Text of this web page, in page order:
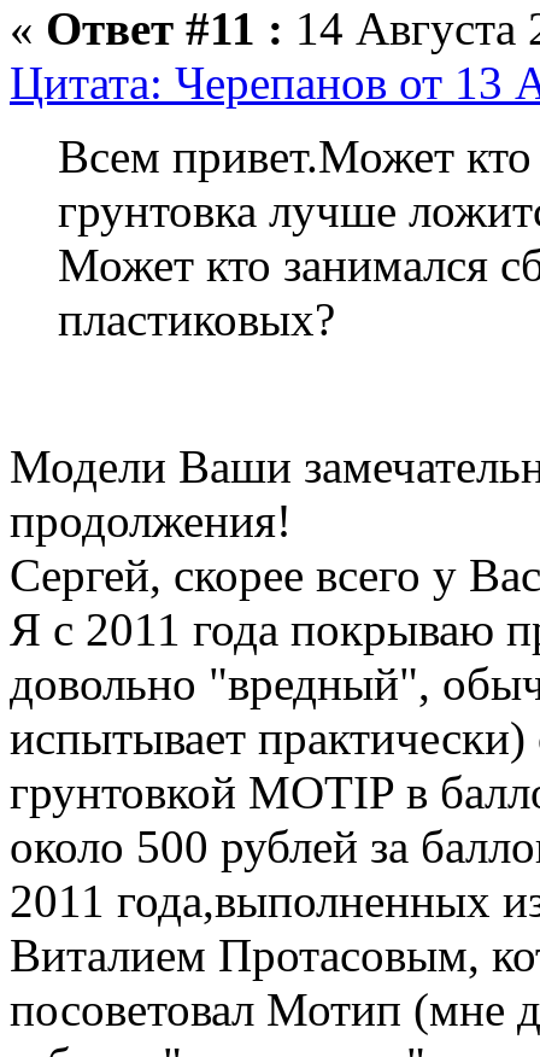
« Ответ #11 : 14 Августа
Цитата: Черепанов от 13
Всем привет.Может кто
грунтовка лучше
Может кто занимался
пластиковых?
Модели Ваши
продолжения!
Сергей, скорее всего у
Я с 2011 года покрываю
довольно "вредный",
испытывает
грунтовкой MOTIP в
около 500 рублей за
2011 года,выполненных
Виталием Протасовым,
посоветовал Мотип (мне